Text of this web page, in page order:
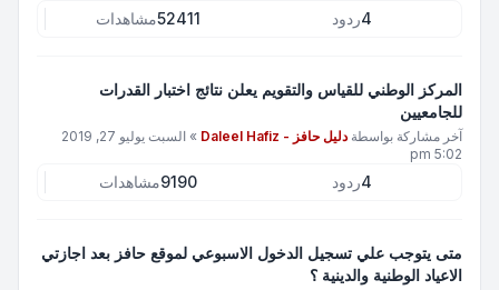
4ردود 52411مشاهدات
المركز الوطني للقياس والتقويم يعلن نتائج اختبار القدرات
للجامعيين
آخر مشاركة بواسطةدليل حافز - Daleel Hafiz »
السبت يوليو 27, 2019
5:02 pm
4ردود 9190مشاهدات
متى يتوجب علي تسجيل الدخول الاسبوعي لموقع حافز بعد اجازتي
الاعياد الوطنية والدينية ؟